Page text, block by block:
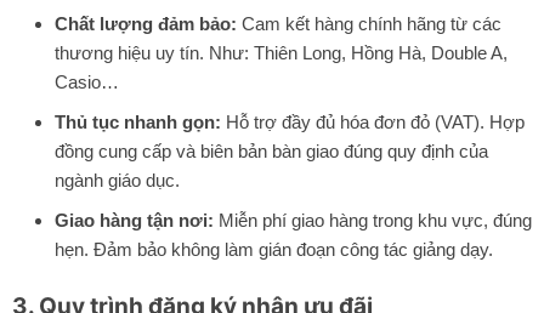
Chất lượng đảm bảo: Cam kết hàng chính hãng từ các
thương hiệu uy tín. Như: Thiên Long, Hồng Hà, Double A,
Casio…
Thủ tục nhanh gọn: Hỗ trợ đầy đủ hóa đơn đỏ (VAT). Hợp
đồng cung cấp và biên bản bàn giao đúng quy định của
ngành giáo dục.
Giao hàng tận nơi: Miễn phí giao hàng trong khu vực, đúng
hẹn. Đảm bảo không làm gián đoạn công tác giảng dạy.
3. Quy trình đăng ký nhận ưu đãi